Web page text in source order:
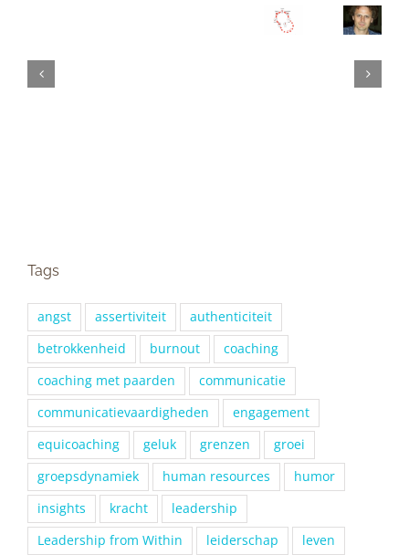
Tags
angst assertiviteit
authenticiteit
betrokkenheid
burnout
coaching
coaching met paarden
communicatie
communicatievaardigheden
engagement
equicoaching
geluk grenzen
groei
groepsdynamiek
human resources
humor
insights
kracht
leadership
Leadership from Within
leiderschap
leven